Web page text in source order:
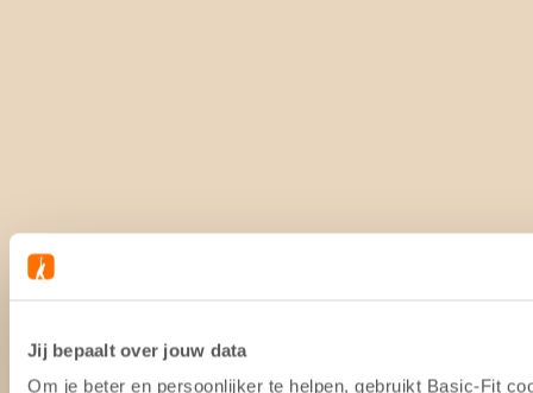
Jij bepaalt over jouw data
Om je beter en persoonlijker te helpen, gebruikt Basic-Fit